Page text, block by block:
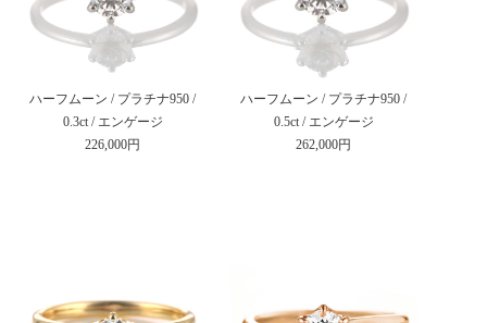
ハーフムーン / プラチナ950 /
0.3ct / エンゲージ
226,000円
ハーフムーン / プラチナ950 /
0.5ct / エンゲージ
262,000円